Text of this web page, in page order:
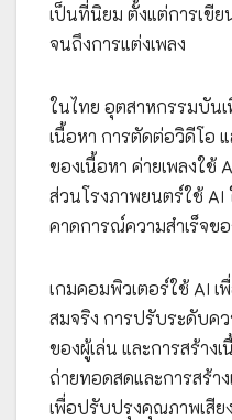
เป็นที่นิยม ตั้งแต่การเขี
จนถึงการแต่งเพลง
ในไทย อุตสาหกรรมบันเ
เนื้อหา การตัดต่อวิดีโอ
ของเนื้อหา ค่ายเพลงใช้
ส่วนโรงภาพยนตร์ใช้ AI
คาดการณ์ความสำเร็จข
เกมคอมพิวเตอร์ใช้ AI
สมจริง การปรับระดับค
ของผู้เล่น และการสร้าง
ถ่ายทอดสดและการสร้า
เพื่อปรับปรุงคุณภาพเสีย